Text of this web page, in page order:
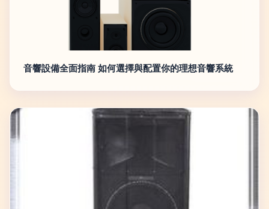
音響設備全面指南 如何選擇與配置你的理想音響系統